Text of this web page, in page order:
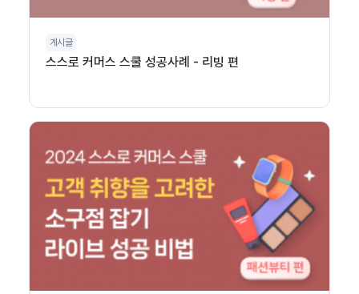
게시글
스스로 커머스 스쿨 성공사례 - 리빙 편